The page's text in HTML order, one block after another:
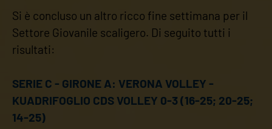
Si è concluso un altro ricco fine settimana per il
Settore Giovanile scaligero. Di seguito tutti i
risultati:
SERIE C - GIRONE A: VERONA VOLLEY -
KUADRIFOGLIO CDS VOLLEY 0-3 (16-25; 20-25;
14-25)